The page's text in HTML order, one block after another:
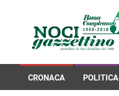
CRONACA POLITICA